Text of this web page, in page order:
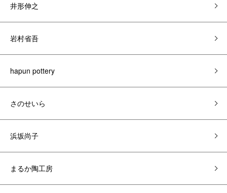
井形伸之
岩村省吾
hapun pottery
さのせいら
浜坂尚子
まるか陶工房